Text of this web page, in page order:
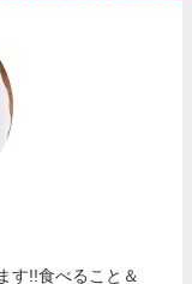
す!!食べること＆